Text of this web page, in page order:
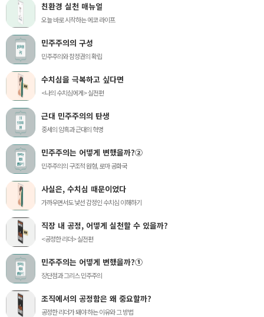
친환경 실천 매뉴얼
오늘 바로 시작하는 에코 라이프
민주주의의 구성
민주주의와 참정권의 확립
수치심을 극복하고 싶다면
<나의 수치심에게> 실전편
근대 민주주의의 탄생
중세의 암흑과 근대의 혁명
민주주의는 어떻게 변했을까?②
민주주의의 구조적 원형, 로마 공화국
사실은, 수치심 때문이었다
가까우면서도 낯선 감정인 수치심 이해하기
직장 내 공정, 어떻게 실천할 수 있을까?
<공정한 리더> 실전편
민주주의는 어떻게 변했을까?①
장단점과 그리스 민주주의
조직에서의 공정함은 왜 중요할까?
공정한 리더가 돼야 하는 이유와 그 방법